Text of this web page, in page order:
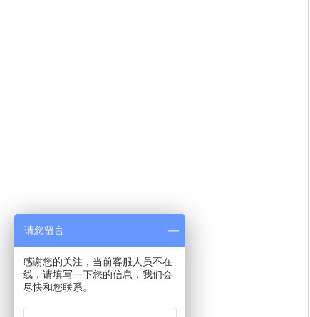
请您留言
感谢您的关注，当前客服人员不在
线，请填写一下您的信息，我们会
尽快和您联系。